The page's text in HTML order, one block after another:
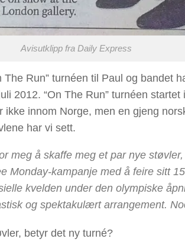
Avisutklipp fra Daily Express
Run” turnéen til Paul og bandet
2012. “On The Run” turnéen
innom Norge, men en gjeng
har vi sett.
meg å skaffe meg et par nye
Monday-kampanje med å feire sitt
kvelden under den olympiske
og spektakulært arrangement.
betyr det ny turné?